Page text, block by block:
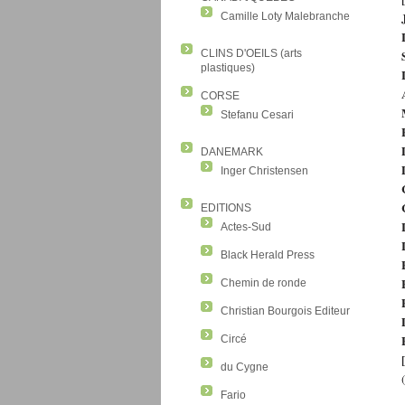
Camille Loty Malebranche
CLINS D'OEILS (arts
plastiques)
CORSE
Stefanu Cesari
DANEMARK
Inger Christensen
EDITIONS
Actes-Sud
Black Herald Press
Chemin de ronde
Christian Bourgois Editeur
Circé
du Cygne
Fario